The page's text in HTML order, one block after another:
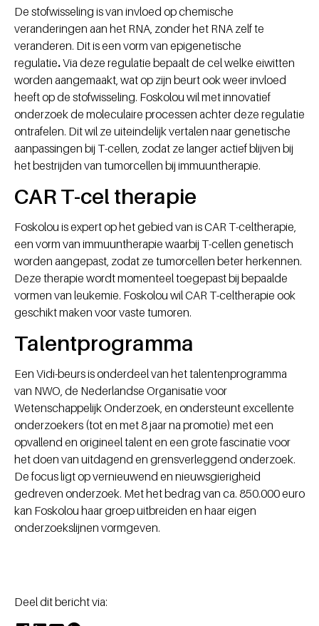
De stofwisseling is van invloed op chemische
veranderingen aan het RNA, zonder het RNA zelf te
veranderen. Dit is een vorm van epigenetische
regulatie.Via deze regulatie bepaalt de cel welke eiwitten
worden aangemaakt, wat op zijn beurt ook weer invloed
heeft op de stofwisseling. Foskolou wil met innovatief
onderzoek de moleculaire processen achter deze regulatie
ontrafelen. Dit wil ze uiteindelijk vertalen naar genetische
aanpassingen bij T-cellen, zodat ze langer actief blijven bij
het bestrijden van tumorcellen bij immuuntherapie.
CAR T-cel therapie
Foskolou is expert op het gebied van is CAR T-celtherapie,
een vorm van immuuntherapie waarbij T-cellen genetisch
worden aangepast, zodat ze tumorcellen beter herkennen.
Deze therapie wordt momenteel toegepast bij bepaalde
vormen van leukemie. Foskolou wil CAR T-celtherapie ook
geschikt maken voor vaste tumoren.
Talentprogramma
Een Vidi-beurs is onderdeel van het talentenprogramma
van NWO, de Nederlandse Organisatie voor
Wetenschappelijk Onderzoek, en ondersteunt excellente
onderzoekers (tot en met 8 jaar na promotie) met een
opvallend en origineel talent en een grote fascinatie voor
het doen van uitdagend en grensverleggend onderzoek.
De focus ligt op vernieuwend en nieuwsgierigheid
gedreven onderzoek. Met het bedrag van ca. 850.000 euro
kan Foskolou haar groep uitbreiden en haar eigen
onderzoekslijnen vormgeven.
Deel dit bericht via: